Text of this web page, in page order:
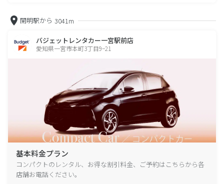
開明駅から 3041m
バジェットレンタカー一宮駅前店
愛知県一宮市本町3丁目9−21
基本料金プラン
コンパクトのレンタル、お得な割引料金、ご予約はこちらから各
店舗お電話ください。